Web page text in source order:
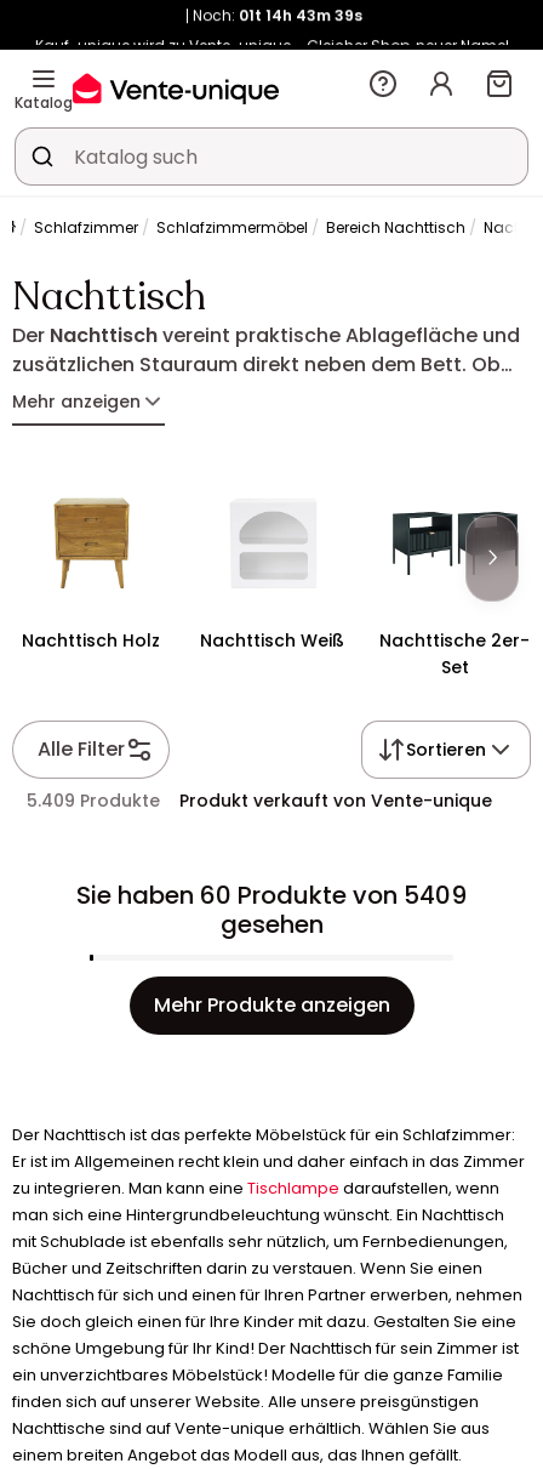
Kauf-unique wird zu Vente-unique - Gleicher Shop, neuer Name!
-10% ab 400€ mitHEAT10auf Vente-unique-Produkte
Noch:
Katalog
Schlafzimmer Schlafzimmermöbel Bereich Nachttisch
Nachttisch
Der Nachttischvereint praktische Ablagefläche und
zusätzlichen Stauraum direkt neben dem Bett. Ob
mit Schubladen oder offenem Fach – er ergänzt
jedes Schlafzimmer und sorgt für mehr Ordnung im
Mehr anzeigen
Nachttisch Holz Nachttisch Weiß
Nachttische 2er-
Set
Alle Filter Sortieren
5.409 Produkte Produkt verkauft von Vente-unique
Sie haben 60 Produkte von 5409
gesehen
Mehr Produkte anzeigen
Der Nachttisch ist das perfekte Möbelstück für ein Schlafzimmer:
Er ist im Allgemeinen recht klein und daher einfach in das Zimmer
zu integrieren. Man kann eine Tischlampe daraufstellen, wenn
man sich eine Hintergrundbeleuchtung wünscht. Ein Nachttisch
mit Schublade ist ebenfalls sehr nützlich, um Fernbedienungen,
Bücher und Zeitschriften darin zu verstauen. Wenn Sie einen
Nachttisch für sich und einen für Ihren Partner erwerben, nehmen
Sie doch gleich einen für Ihre Kinder mit dazu. Gestalten Sie eine
schöne Umgebung für Ihr Kind! Der Nachttisch für sein Zimmer ist
ein unverzichtbares Möbelstück! Modelle für die ganze Familie
finden sich auf unserer Website. Alle unsere preisgünstigen
Nachttische sind auf Vente-unique erhältlich. Wählen Sie aus
einem breiten Angebot das Modell aus, das Ihnen gefällt.